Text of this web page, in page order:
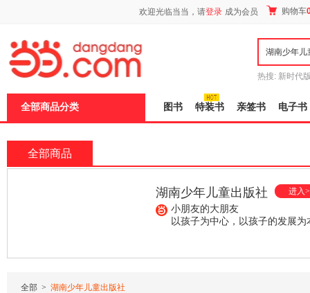
欢迎光临当当，请登录 成为会员 购物车
热搜: 新时代
全部商品分类 图书 特装书 亲签书 电子书
全部商品
湖南少年儿童出版社 进入
小朋友的大朋友
以孩子为中心，以孩子的发展为
全部 > 湖南少年儿童出版社
页
加